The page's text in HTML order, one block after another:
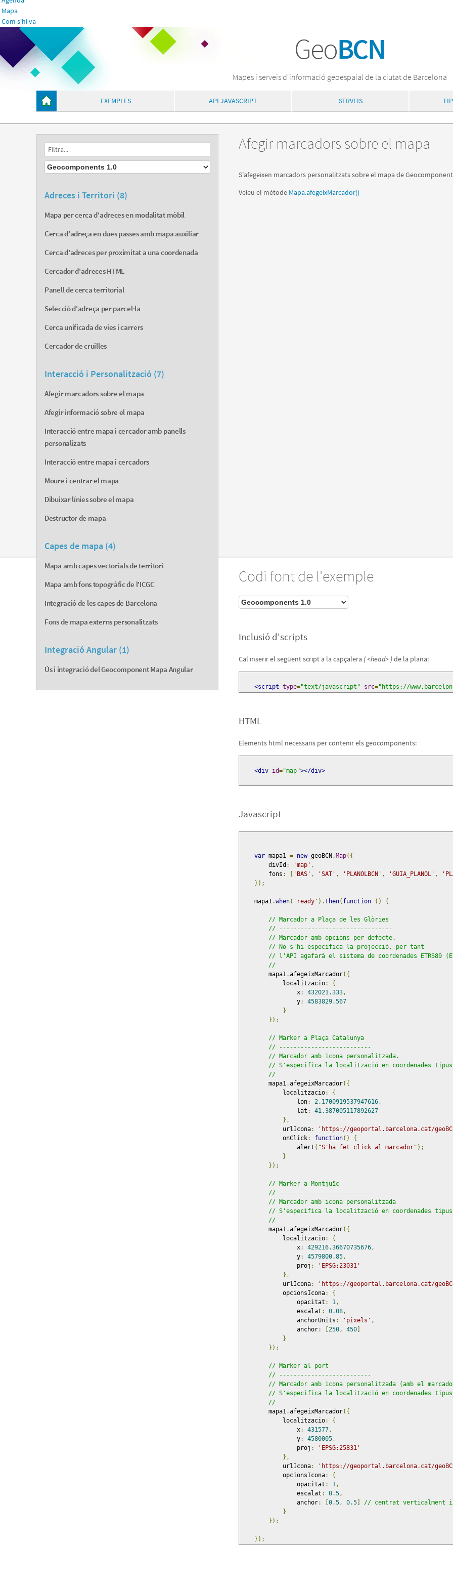
Mapa
Com s'hi va
GeoBCN
Mapes i serveis d'informació geoespaial de la ciutat de Barcelona
EXEMPLES API JAVASCRIPT SERVEIS
Adreces i Territori (8)
Mapa per cerca d'adreces en modalitat mòbil
Cerca d'adreça en dues passes amb mapa auxiliar
Cerca d'adreces per proximitat a una coordenada
Cercador d'adreces HTML
Panell de cerca territorial
Selecció d'adreça per parcel·la
Cerca unificada de vies i carrers
Cercador de cruilles
Interacció i Personalització (7)
Afegir marcadors sobre el mapa
Afegir informació sobre el mapa
Interacció entre mapa i cercador amb panells
personalizats
Interacció entre mapa i cercadors
Moure i centrar el mapa
Dibuixar línies sobre el mapa
Destructor de mapa
Capes de mapa (4)
Mapa amb capes vectorials de territori
Mapa amb fons topogràfic de l'ICGC
Integració de les capes de Barcelona
Fons de mapa externs personalitzats
Integració Angular (1)
Ús i integració del Geocomponent Mapa Angular
Afegir marcadors sobre el mapa
S'afegeixen marcadors personalitzats sobre el mapa de
Veieu el mètode Mapa.afegeixMarcador()
Codi font de l'exemple
Inclusió d'scripts
Cal inserir el següent script a la capçalera ( <head> )de la plana:
<script type="text/javascript" src="https://
HTML
Elements html necessaris per contenir els geocomponents:
<div id="map"></div>
Javascript
var mapa1 = new geoBCN.Map({
        divId
: 'map' ,
        fons
: [ 'BAS' , 'SAT' , 'PLANOLBCN' , 'GUIA_PLANOL' ,
});
    mapa1
.when( 'ready' ).then( function () {
// Marcador a Plaça de les Glòries
// --------------------------------
// Marcador amb opcions per defecte.
// No s'hi especifica la projecció, per tant
// l'API agafarà el sistema de coordenades ETRS89
//
        mapa1
.afegeixMarcador({
            localitzacio
:
{
                x
: 432021.333 ,
                y
:
4583829.567
}
});
// Marker a Plaça Catalunya
// --------------------------
// Marcador amb icona personalitzada.
// S'especifica la localització en coordenades
//
        mapa1
.afegeixMarcador({
            localitzacio
:
{
                lon
: 2.1700919537947616 ,
                lat
:
41.387005117892627
},
            urlIcona
: 'https://geoportal.barcelona.cat/
            onClick
: function()
{
                alert
( "S'ha fet click al marcador" );
}
});
// Marker a Montjuïc
// --------------------------
// Marcador amb icona personalitzada
// S'especifica la localització en coordenades tipus
//
        mapa1
.afegeixMarcador({
            localitzacio
:
{
                x
: 429216.36670735676 ,
                y
: 4579800.85 ,
                proj
:
'EPSG:23031'
},
            urlIcona
: 'https://geoportal.barcelona.cat/
            opcionsIcona
:
{
                opacitat
: 1 ,
                escalat
: 0.08 ,
                anchorUnits
: 'pixels' ,
                anchor
: [250 , 450]
}
});
// Marker al port
// --------------------------
// Marcador amb icona personalitzada (amb el
// S'especifica la localització en coordenades tipus
//
        mapa1
.afegeixMarcador({
            localitzacio
:
{
                x
: 431577 ,
                y
: 4580005 ,
                proj
:
'EPSG:25831'
},
            urlIcona
: 'https://geoportal.barcelona.cat/
            opcionsIcona
:
{
                opacitat
: 1 ,
                escalat
: 0.5 ,
                anchor
: [0.5 , 0.5]
// centrat verticalment i
}
});
});